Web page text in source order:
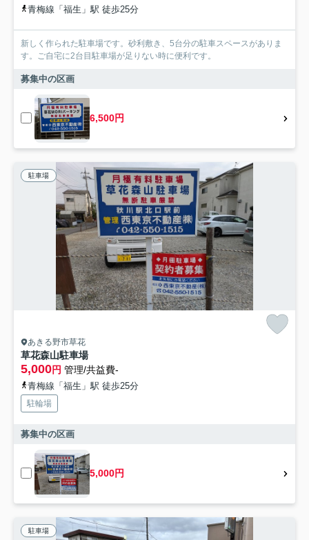
青梅線「福生」駅 徒歩25分
新しく作られた駐車場です。砂利敷き、5台分の駐車スペースがありま
す。ご自宅に2台目駐車場が足りない時に便利です。
募集中の区画
6,500円
駐車場
あきる野市草花
草花森山駐車場
5,000円 管理/共益費-
青梅線「福生」駅 徒歩25分
駐輪場
募集中の区画
5,000円
駐車場